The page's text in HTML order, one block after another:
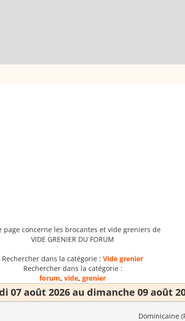
page concerne les brocantes et vide greniers de
VIDE GRENIER DU FORUM
Rechercher dans la catégorie : Vide grenier
Rechercher dans la catégorie :
forum, vide, grenier
07 août 2026 au dimanche 09 août
Dominicaine